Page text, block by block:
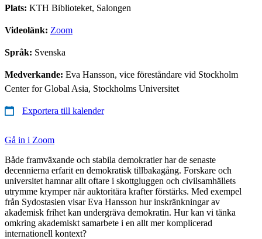
Plats: KTH Biblioteket, Salongen
Videolänk: Zoom
Språk: Svenska
Medverkande: Eva Hansson, vice föreståndare vid Stockholm
Center for Global Asia, Stockholms Universitet
Exportera till kalender
Gå in i Zoom
Både framväxande och stabila demokratier har de senaste
decennierna erfarit en demokratisk tillbakagång. Forskare och
universitet hamnar allt oftare i skottgluggen och civilsamhällets
utrymme krymper när auktoritära krafter förstärks. Med exempel
från Sydostasien visar Eva Hansson hur inskränkningar av
akademisk frihet kan undergräva demokratin. Hur kan vi tänka
omkring akademiskt samarbete i en allt mer komplicerad
internationell kontext?